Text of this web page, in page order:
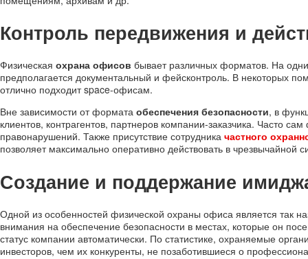
Контроль передвижения и
Физическая охрана офисов бывает различных форматов. На
предполагается документальный и фейсконтроль. В некоторых
отлично подходит space-офисам.
Вне зависимости от формата обеспечения безопасности, в
клиентов, контрагентов, партнеров компании-заказчика. Часто
правонарушений. Также присутствие сотрудника частного
позволяет максимально оперативно действовать в чрезвычайной
Создание и поддержание
Одной из особенностей физической охраны офиса является
внимания на обеспечение безопасности в местах, которые он
статус компании автоматически. По статистике, охраняемые
инвесторов, чем их конкуренты, не позаботившиеся о